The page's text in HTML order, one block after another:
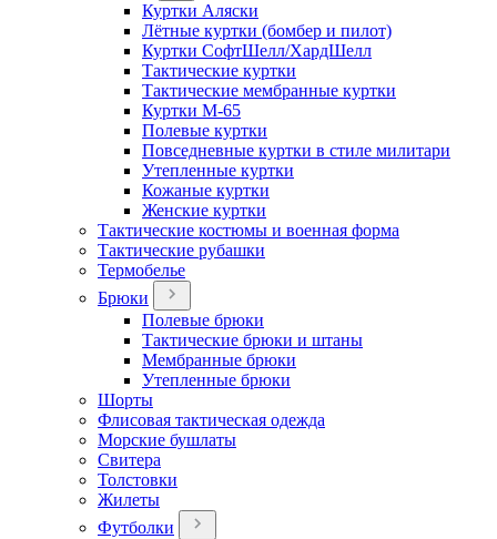
Куртки Аляски
Лётные куртки (бомбер и пилот)
Куртки СофтШелл/ХардШелл
Тактические куртки
Тактические мембранные куртки
Куртки М-65
Полевые куртки
Повседневные куртки в стиле милитари
Утепленные куртки
Кожаные куртки
Женские куртки
Тактические костюмы и военная форма
Тактические рубашки
Термобелье
Брюки
Полевые брюки
Тактические брюки и штаны
Мембранные брюки
Утепленные брюки
Шорты
Флисовая тактическая одежда
Морские бушлаты
Свитера
Толстовки
Жилеты
Футболки